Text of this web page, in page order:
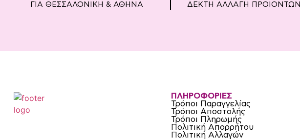
ΓΙΑ ΘΕΣΣΑΛΟΝΙΚΗ & ΑΘΗΝΑ
ΔΕΚΤΗ ΑΛΛΑΓΗ ΠΡΟΙΟΝΤΩΝ
ΠΛΗΡΟΦΟΡΙΕΣ
Τρόποι Παραγγελίας
Τρόποι Αποστολής
Τρόποι Πληρωμής
Πολιτική Απορρήτου
Πολιτική Αλλαγών